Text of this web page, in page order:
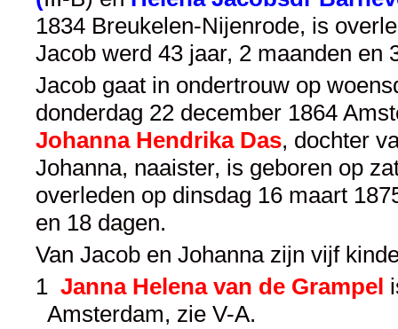
1834 Breukelen-Nijenrode, is
Jacob werd 43 jaar, 2 maanden en
Jacob gaat in ondertrouw op
donderdag 22 december 1864
Johanna Hendrika Das, dochter
Johanna, naaister, is geboren op
overleden op dinsdag 16 maart
en 18 dagen.
Van Jacob en Johanna zijn vijf
1 Janna Helena van de Grampel
Amsterdam, zie V-A.